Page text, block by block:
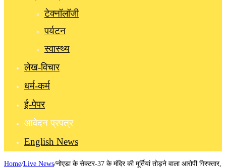
टेक्नॉलॉजी
पर्यटन
स्वास्थ्य
लेख-विचार
धर्म-कर्म
ई-पेपर
आवेदन प्रपत्र
English News
Home/Live News/नोएडा के सेक्टर-37 के मंदिर की मूर्तियां तोड़ने वाला आरोपी गिरफ्तार,